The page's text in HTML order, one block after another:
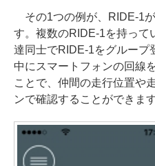
その1つの例が、RIDE-1
す。複数のRIDE-1を持って
達同士でRIDE-1をグループ
中にスマートフォンの回線
ことで、仲間の走行位置や
ンで確認することができます